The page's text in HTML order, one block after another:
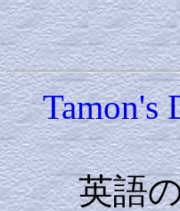
Tamon's
英語